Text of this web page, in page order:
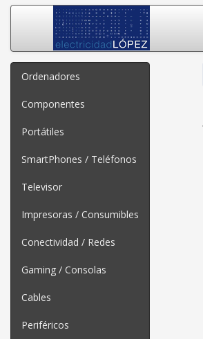
Ordenadores
Componentes
Portátiles
SmartPhones / Teléfonos
Televisor
Impresoras / Consumibles
Conectividad / Redes
Gaming / Consolas
Cables
Periféricos